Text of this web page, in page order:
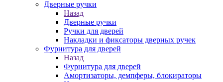
Дверные ручки
Назад
Дверные ручки
Ручки для дверей
Накладки и фиксаторы дверных ручек
Фурнитура для дверей
Назад
Фурнитура для дверей
Амортизаторы, демпферы, блокираторы